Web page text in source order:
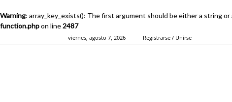
Warning: array_key_exists(): The first argument should be either a string or
function.phpon line2487
viernes, agosto 7, 2026 Registrarse / Unirse